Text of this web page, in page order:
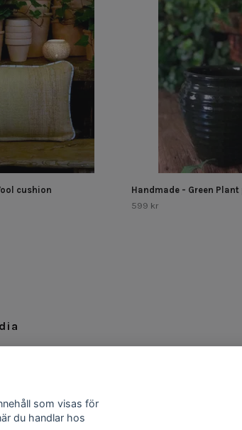
cushion
Handmade - Green Plant
599 kr
som visas för
du handlar hos